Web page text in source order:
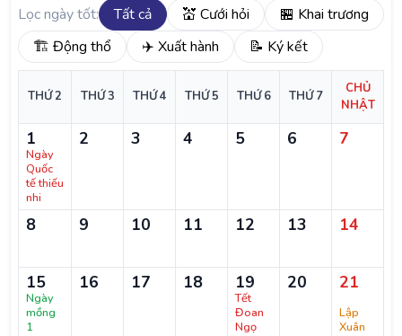
Lọc ngày tốt: Tất cả 💒 Cưới hỏi
🏪 Khai trương
🏗️ Động thổ
✈️ Xuất hành 📝 Ký kết
THỨ 2 THỨ 3 THỨ 4 THỨ 5 THỨ 6 THỨ 7
CHỦ
NHẬT
1
Ngày
Quốc
tế thiếu
nhi
2 3 4 5 6 7
8 9 10 11 12 13 14
15
Ngày
mồng
1
16 17 18 19
Tết
Đoan
Ngọ
20 21
Lập
Xuân